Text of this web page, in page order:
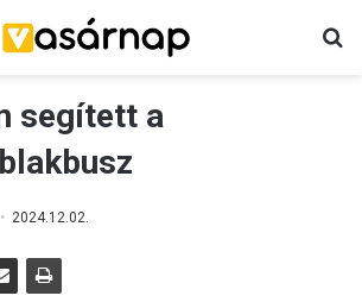
segített a
2024.12.02.